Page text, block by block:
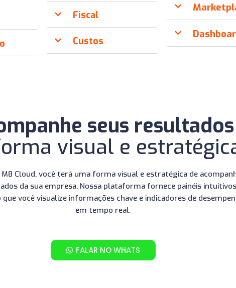
Fiscal
Custos
seus resultados
visual e
M8 Cloud, você terá uma forma visual e estratégica de
da sua empresa. Nossa plataforma fornece painéis
você visualize informações chave e indicadores de
em tempo real.
FALAR NO WHATS